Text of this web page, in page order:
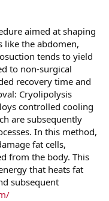
aimed at shaping
like the abdomen,
tends to yield
to non-surgical
recovery time and
Cryolipolysis
controlled cooling
are subsequently
In this method,
fat cells,
from the body. This
that heats fat
subsequent